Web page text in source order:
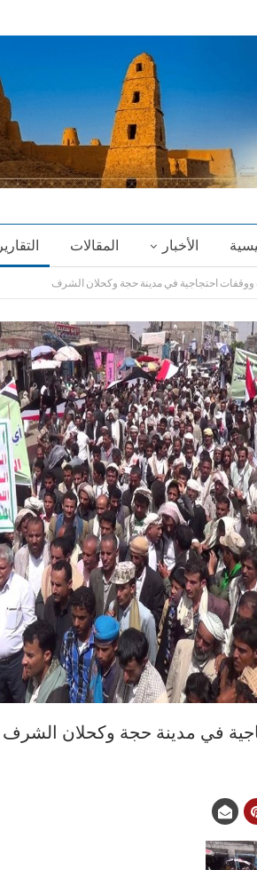
الأخبار المقالات التقارير
احتجاجية في مدينة حجة وكحلان الشرف
في مدينة حجة وكحلان الشرف